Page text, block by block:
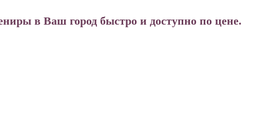
в Ваш город быстро и доступно по цене.